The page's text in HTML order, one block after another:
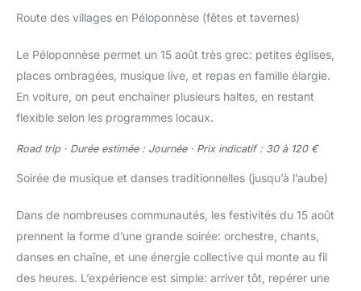
Route des villages en Péloponnèse (fêtes et tavernes)
Le Péloponnèse permet un 15 août très grec: petites églises,
places ombragées, musique live, et repas en famille élargie.
En voiture, on peut enchaîner plusieurs haltes, en restant
flexible selon les programmes locaux.
Road trip · Durée estimée : Journée · Prix indicatif : 30 à 120 €
Soirée de musique et danses traditionnelles (jusqu’à l’aube)
Dans de nombreuses communautés, les festivités du 15 août
prennent la forme d’une grande soirée: orchestre, chants,
danses en chaîne, et une énergie collective qui monte au fil
des heures. L’expérience est simple: arriver tôt, repérer une